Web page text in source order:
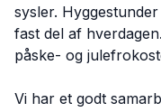
sysler.
fast del af
påske- og
Vi har et godt